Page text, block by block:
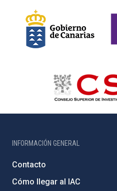
INFORMACIÓN GENERAL
Contacto
Cómo llegar al IAC